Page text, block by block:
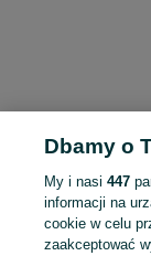
Dbamy o
My i nasi447
informacji na
cookie w celu
zaakceptować